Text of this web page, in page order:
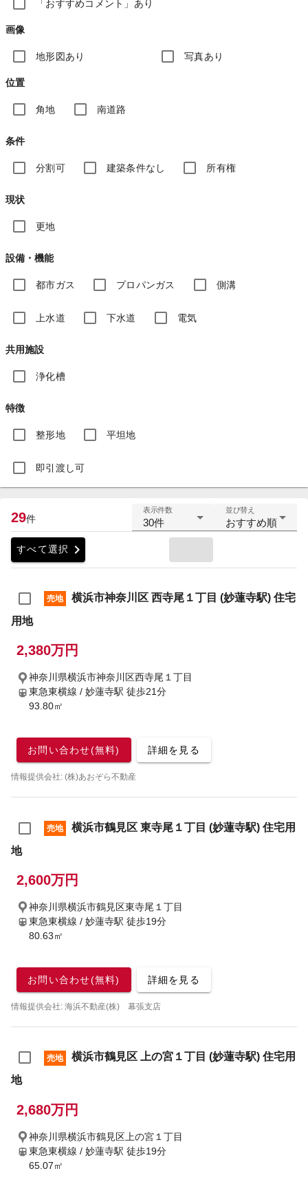
「おすすめコメント」あり
画像
地形図あり 写真あり
位置
角地 南道路
条件
分割可 建築条件なし 所有権
現状
更地
設備・機能
都市ガス プロパンガス 側溝
上水道 下水道 電気
共用施設
浄化槽
特徴
整形地 平坦地
即引渡し可
29件
表示件数
30件
並び替え
おすすめ順
すべて選択 chevron_right
売地
横浜市神奈川区 西寺尾１丁目 (妙蓮寺駅) 住宅
用地
2,380万円
神奈川県横浜市神奈川区西寺尾１丁目
東急東横線 / 妙蓮寺駅 徒歩21分
93.80㎡
お問い合わせ(無料) 詳細を見る
情報提供会社: (株)あおぞら不動産
売地
横浜市鶴見区 東寺尾１丁目 (妙蓮寺駅) 住宅用
地
2,600万円
神奈川県横浜市鶴見区東寺尾１丁目
東急東横線 / 妙蓮寺駅 徒歩19分
80.63㎡
お問い合わせ(無料) 詳細を見る
情報提供会社: 海浜不動産(株) 幕張支店
売地
横浜市鶴見区 上の宮１丁目 (妙蓮寺駅) 住宅用
地
2,680万円
神奈川県横浜市鶴見区上の宮１丁目
東急東横線 / 妙蓮寺駅 徒歩19分
65.07㎡